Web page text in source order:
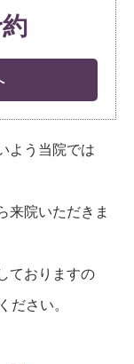
よう当院では
来院いただきま
ておりますの
ださい。